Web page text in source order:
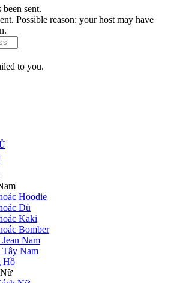
been sent.
Possible reason: your host may have
to you.
Hoodie
Dù
Kaki
Bomber
Nam
Tây Nam
Hồ